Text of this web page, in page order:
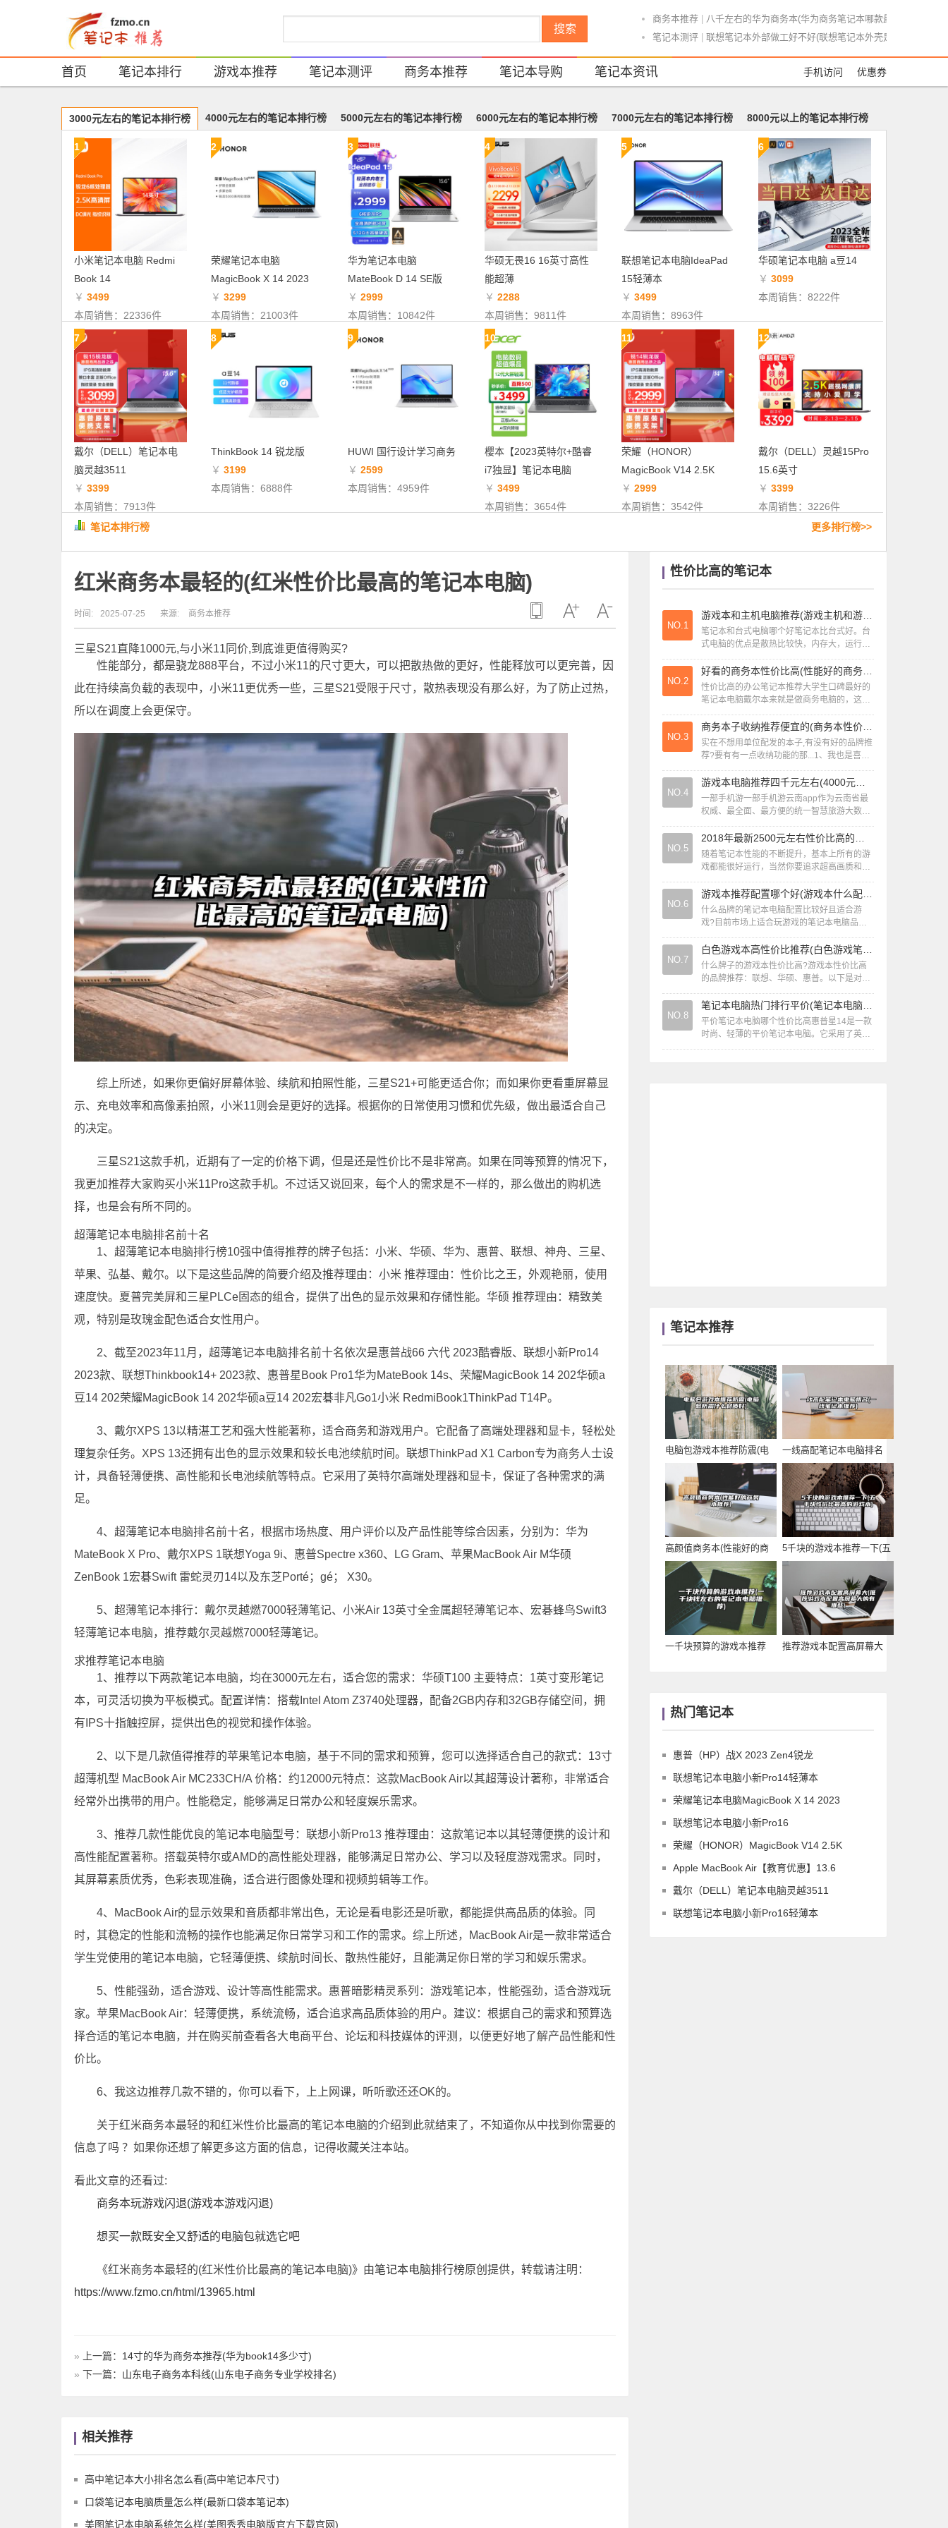
搜索
商务本推荐
八千左右的华为商务本(华为商务笔记本哪款最好)
笔记本测评
联想笔记本外部做工好不好(联想笔记本外壳是不是金属的)
笔记本测评|华为笔记本电脑修图怎么样(华为笔记本 修图)
笔记本测评
ThinkPad X1 Carbon 2022评测
笔记本测评| 普顿笔记本电脑怎么样(普顿笔记本电脑怎么样值得买吗)
游戏本推荐|新恋爱游戏本推荐(新恋爱小说)
Windows官方用U盘装系统,不用当心后门了
商务本推荐|商务本适合视觉传达(视觉传达专业买什么配置笔记本)
笔记本导购|最贵的超级品牌笔记本排名(目前最贵笔记本)
笔记本测评|机械革命深海泰坦X6Ti金甲版深度评测
笔记本测评|锐龙r7笔记本电脑好不好(锐龙r7系列笔记本)
戴尔i7游戏本推荐(戴尔游戏本2021哪款性价比高)
游戏本推荐|最烫的游戏本推荐(不烫的游戏本)
商务本推荐
商务本没性能为什么还贵(商务本配置不高为什么贵)
商务本推荐
联想粉色笔记本商务本推荐(联想yoga粉色)
笔记本导购|
笔记本导购|32款新品齐发！英特尔十代酷睿桌面级处理器详解
笔记本导购
所有笔记本销量排名前十(笔记本销售量排行榜2020)
笔记本测评|笔记本赛扬j3455好不好(赛扬j3455评测)
首页 笔记本排行 游戏本推荐 笔记本测评 商务本推荐 笔记本导购 笔记本资讯 手机访问 优惠券
3000元左右的笔记本排行榜 4000元左右的笔记本排行榜 5000元左右的笔记本排行榜 6000元左右的笔记本排行榜 7000元左右的笔记本排行榜 8000元以上的笔记本排行榜
1
小米笔记本电脑 Redmi
Book 14
￥ 3499
本周销售：22336件
2
荣耀笔记本电脑
MagicBook X 14 2023
￥ 3299
本周销售：21003件
3
华为笔记本电脑
MateBook D 14 SE版
￥ 2999
本周销售：10842件
4
华硕无畏16 16英寸高性
能超薄
￥ 2288
本周销售：9811件
5
联想笔记本电脑IdeaPad
15轻薄本
￥ 3499
本周销售：8963件
6
华硕笔记本电脑 a豆14
￥ 3099
本周销售：8222件
7
戴尔（DELL）笔记本电
脑灵越3511
￥ 3399
本周销售：7913件
8
ThinkBook 14 锐龙版
￥ 3199
本周销售：6888件
9
HUWI 国行设计学习商务
￥ 2599
本周销售：4959件
10
樱本【2023英特尔+酷睿
i7独显】笔记本电脑
￥ 3499
本周销售：3654件
11
荣耀（HONOR）
MagicBook V14 2.5K
￥ 2999
本周销售：3542件
12
戴尔（DELL）灵越15Pro
15.6英寸
￥ 3399
本周销售：3226件
笔记本排行榜
更多排行榜>>
红米商务本最轻的(红米性价比最高的笔记本电脑)
时间: 2025-07-25 来源: 商务本推荐
三星S21直降1000元,与小米11同价,到底谁更值得购买?
性能部分，都是骁龙888平台，不过小米11的尺寸更大，可以把散热做的更好，性能释放可以更完善，因
此在持续高负载的表现中，小米11更优秀一些，三星S21受限于尺寸，散热表现没有那么好，为了防止过热，
所以在调度上会更保守。
综上所述，如果你更偏好屏幕体验、续航和拍照性能，三星S21+可能更适合你；而如果你更看重屏幕显
示、充电效率和高像素拍照，小米11则会是更好的选择。根据你的日常使用习惯和优先级，做出最适合自己
的决定。
三星S21这款手机，近期有了一定的价格下调，但是还是性价比不是非常高。如果在同等预算的情况下，
我更加推荐大家购买小米11Pro这款手机。不过话又说回来，每个人的需求是不一样的，那么做出的购机选
择，也是会有所不同的。
超薄笔记本电脑排名前十名
1、超薄笔记本电脑排行榜10强中值得推荐的牌子包括：小米、华硕、华为、惠普、联想、神舟、三星、
苹果、弘基、戴尔。以下是这些品牌的简要介绍及推荐理由：小米 推荐理由：性价比之王，外观艳丽，使用
速度快。夏普完美屏和三星PLCe固态的组合，提供了出色的显示效果和存储性能。华硕 推荐理由：精致美
观，特别是玫瑰金配色适合女性用户。
2、截至2023年11月，超薄笔记本电脑排名前十名依次是惠普战66 六代 2023酷睿版、联想小新Pro14
2023款、联想Thinkbook14+ 2023款、惠普星Book Pro1华为MateBook 14s、荣耀MagicBook 14 202华硕a
豆14 202荣耀MagicBook 14 202华硕a豆14 202宏碁非凡Go1小米 RedmiBook1ThinkPad T14P。
3、戴尔XPS 13以精湛工艺和强大性能著称，适合商务和游戏用户。它配备了高端处理器和显卡，轻松处
理复杂任务。XPS 13还拥有出色的显示效果和较长电池续航时间。联想ThinkPad X1 Carbon专为商务人士设
计，具备轻薄便携、高性能和长电池续航等特点。它采用了英特尔高端处理器和显卡，保证了各种需求的满
足。
4、超薄笔记本电脑排名前十名，根据市场热度、用户评价以及产品性能等综合因素，分别为：华为
MateBook X Pro、戴尔XPS 1联想Yoga 9i、惠普Spectre x360、LG Gram、苹果MacBook Air M华硕
ZenBook 1宏碁Swift 雷蛇灵刃14以及东芝Porté；gé； X30。
5、超薄笔记本排行：戴尔灵越燃7000轻薄笔记、小米Air 13英寸全金属超轻薄笔记本、宏碁蜂鸟Swift3
轻薄笔记本电脑，推荐戴尔灵越燃7000轻薄笔记。
求推荐笔记本电脑
1、推荐以下两款笔记本电脑，均在3000元左右，适合您的需求：华硕T100 主要特点：1英寸变形笔记
本，可灵活切换为平板模式。配置详情：搭载Intel Atom Z3740处理器，配备2GB内存和32GB存储空间，拥
有IPS十指触控屏，提供出色的视觉和操作体验。
2、以下是几款值得推荐的苹果笔记本电脑，基于不同的需求和预算，您可以选择适合自己的款式：13寸
超薄机型 MacBook Air MC233CH/A 价格：约12000元特点：这款MacBook Air以其超薄设计著称，非常适合
经常外出携带的用户。性能稳定，能够满足日常办公和轻度娱乐需求。
3、推荐几款性能优良的笔记本电脑型号：联想小新Pro13 推荐理由：这款笔记本以其轻薄便携的设计和
高性能配置著称。搭载英特尔或AMD的高性能处理器，能够满足日常办公、学习以及轻度游戏需求。同时，
其屏幕素质优秀，色彩表现准确，适合进行图像处理和视频剪辑等工作。
4、MacBook Air的显示效果和音质都非常出色，无论是看电影还是听歌，都能提供高品质的体验。同
时，其稳定的性能和流畅的操作也能满足你日常学习和工作的需求。综上所述，MacBook Air是一款非常适合
学生党使用的笔记本电脑，它轻薄便携、续航时间长、散热性能好，且能满足你日常的学习和娱乐需求。
5、性能强劲，适合游戏、设计等高性能需求。惠普暗影精灵系列：游戏笔记本，性能强劲，适合游戏玩
家。苹果MacBook Air：轻薄便携，系统流畅，适合追求高品质体验的用户。建议：根据自己的需求和预算选
择合适的笔记本电脑，并在购买前查看各大电商平台、论坛和科技媒体的评测，以便更好地了解产品性能和性
价比。
6、我这边推荐几款不错的，你可以看下，上上网课，听听歌还还OK的。
关于红米商务本最轻的和红米性价比最高的笔记本电脑的介绍到此就结束了，不知道你从中找到你需要的
信息了吗 ？如果你还想了解更多这方面的信息，记得收藏关注本站。
看此文章的还看过:
商务本玩游戏闪退(游戏本游戏闪退)
想买一款既安全又舒适的电脑包就选它吧
《红米商务本最轻的(红米性价比最高的笔记本电脑)》由笔记本电脑排行榜原创提供，转载请注明：
https://www.fzmo.cn/html/13965.html
» 上一篇： 14寸的华为商务本推荐(华为book14多少寸)
» 下一篇： 山东电子商务本科线(山东电子商务专业学校排名)
相关推荐
高中笔记本大小排名怎么看(高中笔记本尺寸)
口袋笔记本电脑质量怎么样(最新口袋本笔记本)
美图笔记本电脑系统怎么样(美图秀秀电脑版官方下载官网)
性价比高的笔记本
NO.1
笔记本和台式电脑哪个好笔记本比台式好。台
式电脑的优点是散热比较快，内存大，运行速
度快，缺点是占用空间比较大；笔记本的优点
是携带方便，可随时办公，缺点配置偏低。
台...
NO.2
性价比高的办公笔记本推荐大学生口碑最好的
笔记本电脑戴尔本来就是做商务电脑的，这款
笔记本最受欢迎的原因尤其是7mm窄边框设
计，可以说初代燃7000是窄边框普及浪潮...
NO.3
实在不想用单位配发的本子,有没有好的品牌推
荐?要有有一点收纳功能的那...1、我也是喜欢
收集一些小贴纸，随时就会在包里准备比心品
牌的集成式活页收纳本，这个本子我...
NO.4
一部手机游一部手机游云南app作为云南省最
权威、最全面、最方便的统一智慧旅游大数据
平台，一部手机游云南app是地道的腾讯造，
多项腾讯技术能力都内藏其中。一机游”...
NO.5
随着笔记本性能的不断提升，基本上所有的游
戏都能很好运行，当然你要追求超高画质和效
果那就另说。对于游戏党来说，游戏本的的轻
便易携，随时随地都能畅玩显然是最佳的选
择...
NO.6
什么品牌的笔记本电脑配置比较好且适合游
戏?目前市场上适合玩游戏的笔记本电脑品牌
较多，其中较为知名的包括外星人
（Alienware）、华硕（ASUS）、微星
（MS...
NO.7
什么牌子的游戏本性价比高?游戏本性价比高
的品牌推荐：联想、华硕、惠普。以下是对这
些品牌性价比的 联想 联想是游戏本市场的重
要参与者，其产品线丰富，覆盖多种价位和...
NO.8
平价笔记本电脑哪个性价比高惠普星14是一款
时尚、轻薄的平价笔记本电脑。它采用了英特
尔酷睿i5-1035G1处理器、8GB内存、512GB
笔记本推荐
电脑包游戏本推荐防震(电
脑包防震什么材质
一线高配笔记本电脑排名
(一线笔记本推荐)
高颜值商务本(性能好的商
务本推荐)
5千块的游戏本推荐一下(五
千块性价比最高
一千块预算的游戏本推荐
推荐游戏本配置高屏幕大
热门笔记本
惠普（HP）战X 2023 Zen4锐龙
联想笔记本电脑小新Pro14轻薄本
荣耀笔记本电脑MagicBook X 14 2023
联想笔记本电脑小新Pro16
荣耀（HONOR）MagicBook V14 2.5K
Apple MacBook Air【教育优惠】13.6
戴尔（DELL）笔记本电脑灵越3511
联想笔记本电脑小新Pro16轻薄本